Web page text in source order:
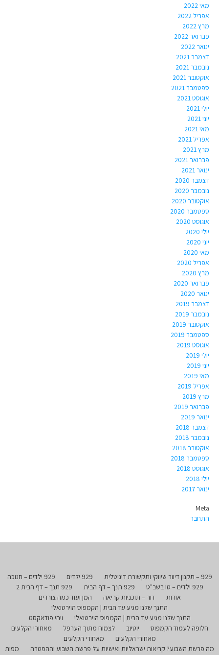
מאי 2022
אפריל 2022
מרץ 2022
פברואר 2022
ינואר 2022
דצמבר 2021
נובמבר 2021
אוקטובר 2021
ספטמבר 2021
אוגוסט 2021
יולי 2021
יוני 2021
מאי 2021
אפריל 2021
מרץ 2021
פברואר 2021
ינואר 2021
דצמבר 2020
נובמבר 2020
אוקטובר 2020
ספטמבר 2020
אוגוסט 2020
יולי 2020
יוני 2020
מאי 2020
אפריל 2020
מרץ 2020
פברואר 2020
ינואר 2020
דצמבר 2019
נובמבר 2019
אוקטובר 2019
ספטמבר 2019
אוגוסט 2019
יולי 2019
יוני 2019
מאי 2019
אפריל 2019
מרץ 2019
פברואר 2019
ינואר 2019
דצמבר 2018
נובמבר 2018
אוקטובר 2018
ספטמבר 2018
אוגוסט 2018
יולי 2018
ינואר 2017
Meta
התחבר
929 – תקנון דיוור שיווקי ותקשורת דיגיטלית 929 ילדים
929 ילדים – חנוכה
929 ילדים – טו בשב"ט
929 תנך – דף הבית
929 תנך – דף הבית 2
אודות
דור – תוכניות קריאה
המן ועוד כמה צוררים
התנך שלנו מגיע עד הבית | הקמפוס הוירטואלי
התנך שלנו מגיע עד הבית | הקמפוס הוירטואלי
ויהי פודאקסט
חלופה לעמוד הקמפוס
יוטיוב לצמוח מתוך הערפל
מאחורי הקלעים
מאחורי הקלעים
מאחורי הקלעים
מה פרשת השבוע? קריאות ישראליות ואישיות על פרשת השבוע וההפטרה
מפות